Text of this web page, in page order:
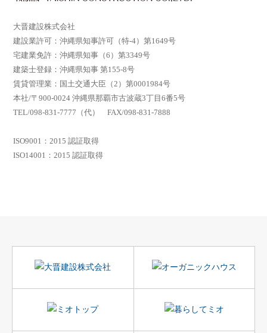
大晋建設株式会社
建設業許可：沖縄県知事許可（特-4）第1649号
宅建業免許：沖縄県知事（6）第3349号
建築士登録：沖縄県知事 第155-8号
賃貸管理業：国土交通大臣（2）第0001984号
本社/〒900-0024 沖縄県那覇市古波蔵3丁目6番5号
TEL/098-831-7777（代） FAX/098-831-7888
ISO9001：2015 認証取得
ISO14001：2015 認証取得